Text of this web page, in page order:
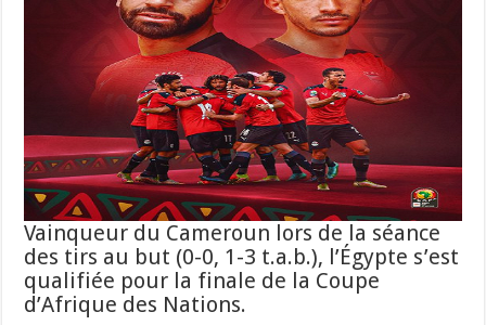
Vainqueur du Cameroun lors de la séance
des tirs au but (0-0, 1-3 t.a.b.), l’Égypte s’est
qualifiée pour la finale de la Coupe
d’Afrique des Nations.